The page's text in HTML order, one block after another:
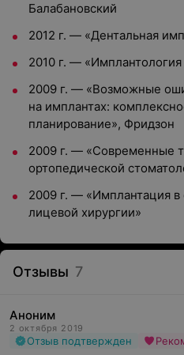
Балабановский
2012 г. — «Дентальная
2010 г. —
2009 г. — «Возможные
на имплантах:
планирование», Фридзон
2009 г. — «Современные
ортопедической
2009 г. — «Имплантация
лицевой хирургии»
Отзывы 7
Аноним
2 октября 2019
Отзыв подтвержден